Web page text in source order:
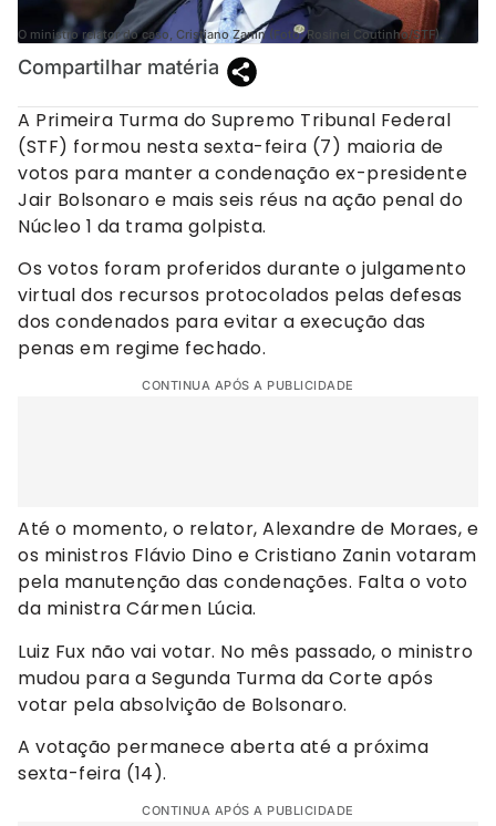
O ministro relator do caso, Cristiano Zanin (Foto: Rosinei Coutinho/STF).
Compartilhar matéria
A Primeira Turma do Supremo Tribunal Federal
(STF) formou nesta sexta-feira (7) maioria de
votos para manter a condenação ex-presidente
Jair Bolsonaro e mais seis réus na ação penal do
Núcleo 1 da trama golpista.
Os votos foram proferidos durante o julgamento
virtual dos recursos protocolados pelas defesas
dos condenados para evitar a execução das
penas em regime fechado.
CONTINUA APÓS A PUBLICIDADE
Até o momento, o relator, Alexandre de Moraes, e
os ministros Flávio Dino e Cristiano Zanin votaram
pela manutenção das condenações. Falta o voto
da ministra Cármen Lúcia.
Luiz Fux não vai votar. No mês passado, o ministro
mudou para a Segunda Turma da Corte após
votar pela absolvição de Bolsonaro.
A votação permanece aberta até a próxima
sexta-feira (14).
CONTINUA APÓS A PUBLICIDADE